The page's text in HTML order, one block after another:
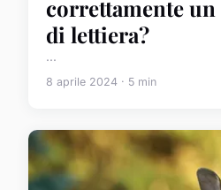
correttamente
di lettiera?
...
8 aprile 2024 · 5 min